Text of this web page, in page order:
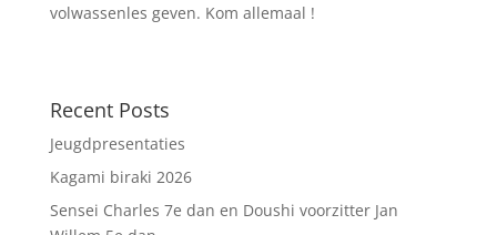
volwassenles geven. Kom allemaal !
Recent Posts
Jeugdpresentaties
Kagami biraki 2026
Sensei Charles 7e dan en Doushi voorzitter Jan